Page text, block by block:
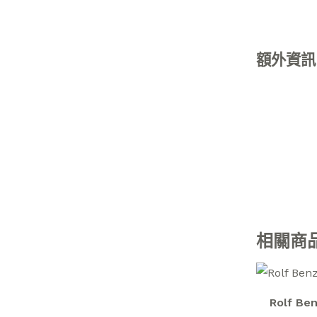
額外資訊
相關商
Rolf